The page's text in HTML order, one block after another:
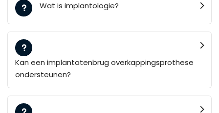
Wat is implantologie?
Kan een implantatenbrug overkappingsprothese
ondersteunen?